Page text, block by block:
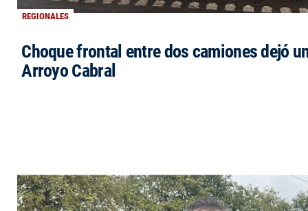
REGIONALES
Choque frontal entre dos camiones dejó
Arroyo Cabral